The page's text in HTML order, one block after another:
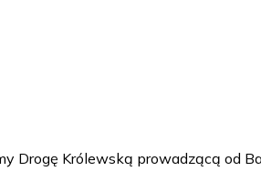
Drogę Królewską prowadzącą od